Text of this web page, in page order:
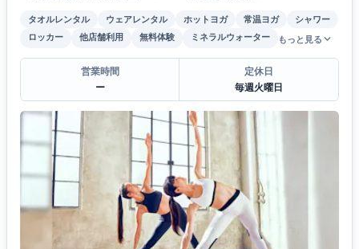
タオルレンタル ウェアレンタル ホットヨガ 常温ヨガ
シャワー
ロッカー
他店舗利用 無料体験 ミネラルウォーター もっと見る
営業時間
ー
定休日
毎週火曜日